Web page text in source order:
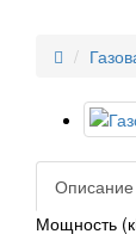
Описание
Мощность